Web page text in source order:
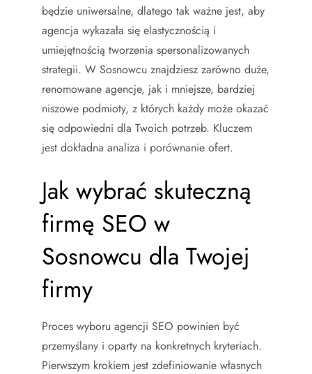
będzie uniwersalne, dlatego tak ważne jest, aby
agencja wykazała się elastycznością i
umiejętnością tworzenia spersonalizowanych
strategii. W Sosnowcu znajdziesz zarówno duże,
renomowane agencje, jak i mniejsze, bardziej
niszowe podmioty, z których każdy może okazać
się odpowiedni dla Twoich potrzeb. Kluczem
jest dokładna analiza i porównanie ofert.
Jak wybrać skuteczną
firmę SEO w
Sosnowcu dla Twojej
firmy
Proces wyboru agencji SEO powinien być
przemyślany i oparty na konkretnych kryteriach.
Pierwszym krokiem jest zdefiniowanie własnych